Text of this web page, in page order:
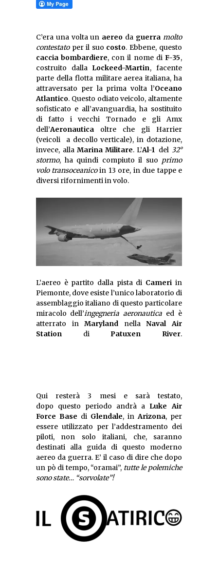
C’era una volta un aereo da guerra molto
contestatoper il suo costo. Ebbene, questo
caccia bombardiere, con il nome di F-35,
costruito dalla Lockeed-Martin, facente
parte della flotta militare aerea italiana, ha
attraversato per la prima volta l’Oceano
Atlantico. Questo odiato veicolo, altamente
sofisticato e all’avanguardia, ha sostituito
di fatto i vecchi Tornado e gli Amx
dell’Aeronautica oltre che gli Harrier
(veicoli a decollo verticale), in dotazione,
invece, alla Marina Militare. L’Al-1 del 32°
stormo, ha quindi compiuto il suo primo
volo transoceanicoin 13 ore, in due tappe e
diversi rifornimenti in volo.
L’aereo è partito dalla pista di Cameri in
Piemonte, dove esiste l’unico laboratorio di
assemblaggio italiano di questo particolare
miracolo dell’ingegneria aeronautica ed è
atterrato in Maryland nella Naval Air
Station di Patuxen River
Qui resterà 3 mesi e sarà testato,
dopo questo periodo andrà a Luke Air
Force Base di Glendale, inArizona, per
essere utilizzato per l’addestramento dei
piloti, non solo italiani, che, saranno
destinati alla guida di questo moderno
aereo da guerra. E’ il caso di dire che dopo
un pò di tempo, “oramai”, tutte le polemiche
sono state… “sorvolate”!